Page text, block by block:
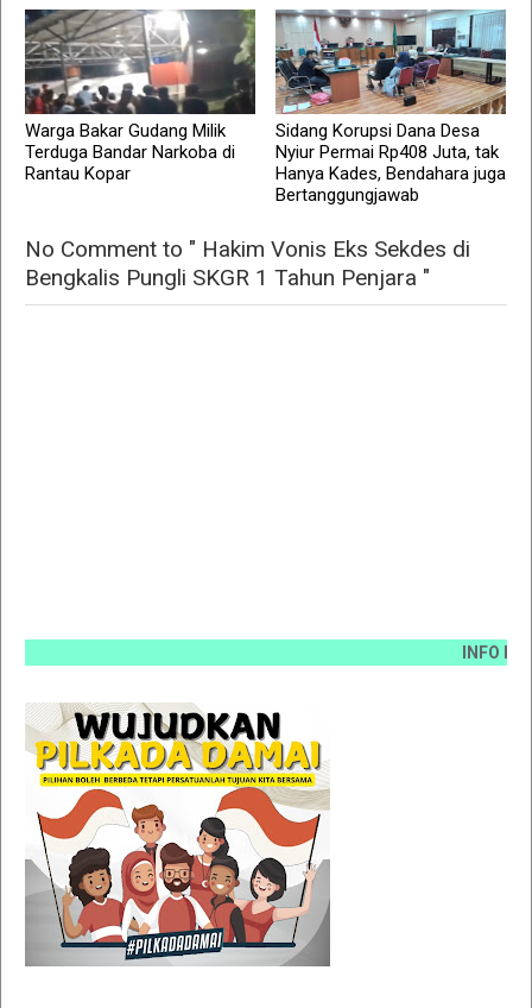
Warga Bakar Gudang Milik
Terduga Bandar Narkoba di
Rantau Kopar
Sidang Korupsi Dana Desa
Nyiur Permai Rp408 Juta, tak
Hanya Kades, Bendahara juga
Bertanggungjawab
No Comment to " Hakim Vonis Eks Sekdes di
Bengkalis Pungli SKGR 1 Tahun Penjara "
INFO